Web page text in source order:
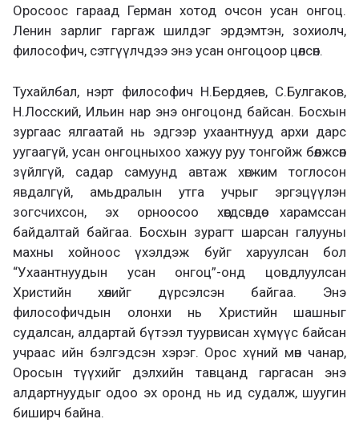
Оросоос гараад Герман хотод очсон усан онгоц.
Ленин зарлиг гаргаж шилдэг эрдэмтэн, зохиолч,
философич, сэтгүүлчдээ энэ усан онгоцоор цөлсөн.
Тухайлбал, нэрт философич Н.Бердяев, С.Булгаков,
Н.Лосский, Ильин нар энэ онгоцонд байсан. Босхын
зургаас ялгаатай нь эдгээр ухаантнууд архи дарс
уугаагүй, усан онгоцныхоо хажуу руу тонгойж бөөлжсөн
зүйлгүй, садар самуунд автаж хөгжим тоглосон
явдалгүй, амьдралын утга учрыг эргэцүүлэн
зогсчихсон, эх орноосоо хөөгдсөндөө харамссан
байдалтай байгаа. Босхын зурагт шарсан галууны
махны хойноос үхэлдэж буйг харуулсан бол
“Ухаантнуудын усан онгоц”-онд цовдлуулсан
Христийн хөлийг дүрсэлсэн байгаа. Энэ
философичдын олонхи нь Христийн шашныг
судалсан, алдартай бүтээл туурвисан хүмүүс байсан
учраас ийн бэлгэдсэн хэрэг. Орос хүний мөн чанар,
Оросын түүхийг дэлхийн тавцанд гаргасан энэ
алдартнуудыг одоо эх оронд нь ид судалж, шуугин
биширч байна.